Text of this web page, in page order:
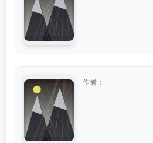
作者：